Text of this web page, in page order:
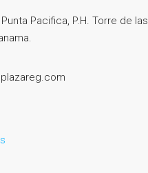
Pacifica, P.H. Torre de las